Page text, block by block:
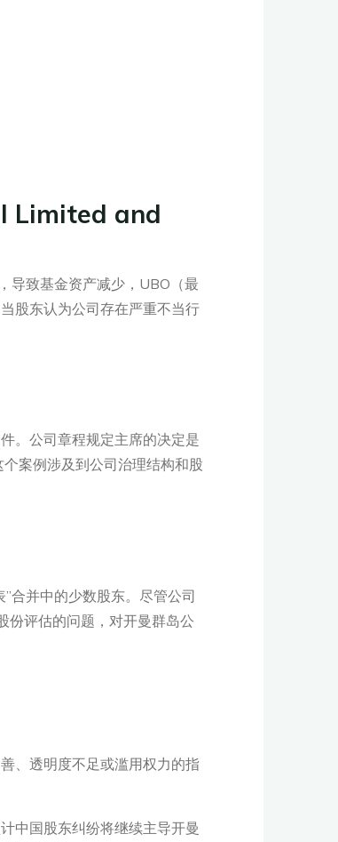
Limited and
导致基金资产减少，UBO（最
股东认为公司存在严重不当行
。公司章程规定主席的决定是
案例涉及到公司治理结构和股
合并中的少数股东。尽管公司
份评估的问题，对开曼群岛公
、透明度不足或滥用权力的指
中国股东纠纷将继续主导开曼